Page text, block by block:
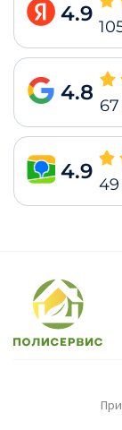
4.9
4.8
67
4.9
49